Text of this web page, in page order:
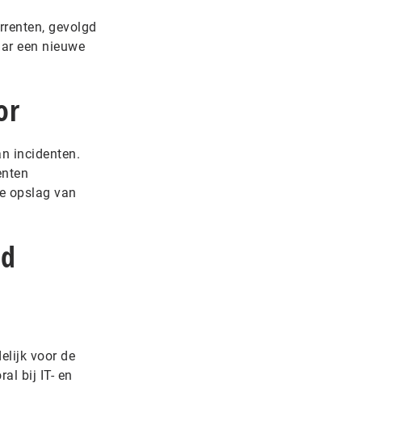
gevolgd
een nieuwe
incidenten.
opslag van
voor de
bij IT- en